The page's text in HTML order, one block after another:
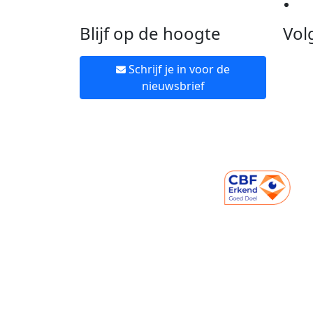
Blijf op de hoogte
Schrijf je in voor de
nieuwsbrief